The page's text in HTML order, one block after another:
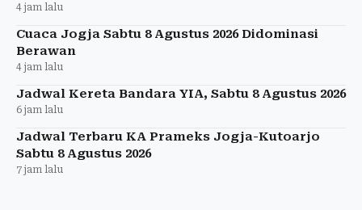
4 jam lalu
Cuaca Jogja Sabtu 8 Agustus 2026 Didominasi
Berawan
4 jam lalu
Jadwal Kereta Bandara YIA, Sabtu 8 Agustus 2026
6 jam lalu
Jadwal Terbaru KA Prameks Jogja-Kutoarjo
Sabtu 8 Agustus 2026
7 jam lalu